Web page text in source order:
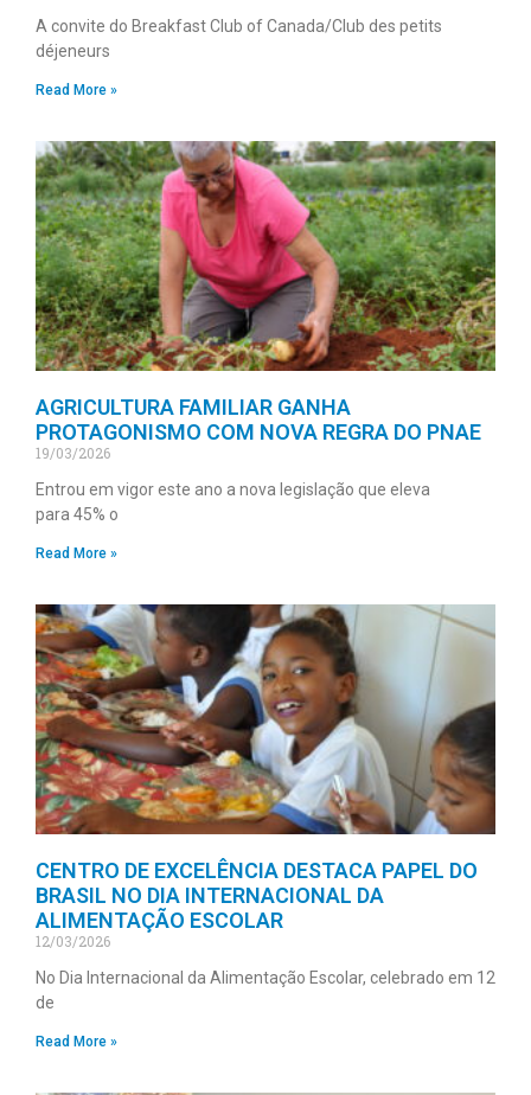
A convite do Breakfast Club of Canada/Club des petits
déjeneurs
Read More »
AGRICULTURA FAMILIAR GANHA
PROTAGONISMO COM NOVA REGRA DO PNAE
19/03/2026
Entrou em vigor este ano a nova legislação que eleva
para 45% o
Read More »
CENTRO DE EXCELÊNCIA DESTACA PAPEL DO
BRASIL NO DIA INTERNACIONAL DA
ALIMENTAÇÃO ESCOLAR
12/03/2026
No Dia Internacional da Alimentação Escolar, celebrado em 12
de
Read More »